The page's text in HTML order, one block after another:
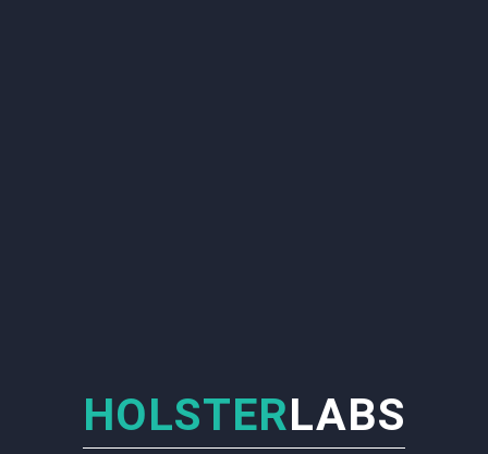
HOLSTERLABS